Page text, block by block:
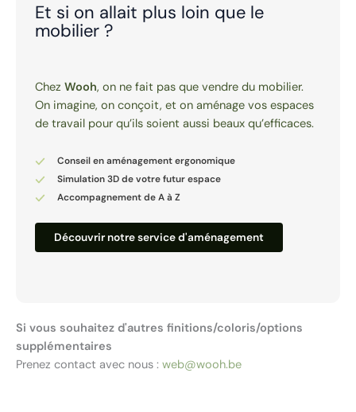
Et si on allait plus loin que le
mobilier ?
Chez Wooh, on ne fait pas que vendre du mobilier.
On imagine, on conçoit, et on aménage vos espaces
de travail pour qu’ils soient aussi beaux qu’efficaces.
Conseil en aménagement ergonomique
Simulation 3D de votre futur espace
Accompagnement de A à Z
Découvrir notre service d'aménagement
Si vous souhaitez d'autres finitions/coloris/options
supplémentaires
Prenez contact avec nous : web@wooh.be